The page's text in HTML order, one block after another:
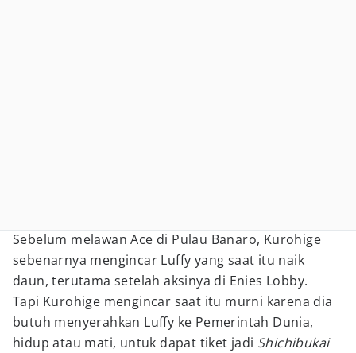
Sebelum melawan Ace di Pulau Banaro, Kurohige
sebenarnya mengincar Luffy yang saat itu naik
daun, terutama setelah aksinya di Enies Lobby.
Tapi Kurohige mengincar saat itu murni karena dia
butuh menyerahkan Luffy ke Pemerintah Dunia,
hidup atau mati, untuk dapat tiket jadi Shichibukai